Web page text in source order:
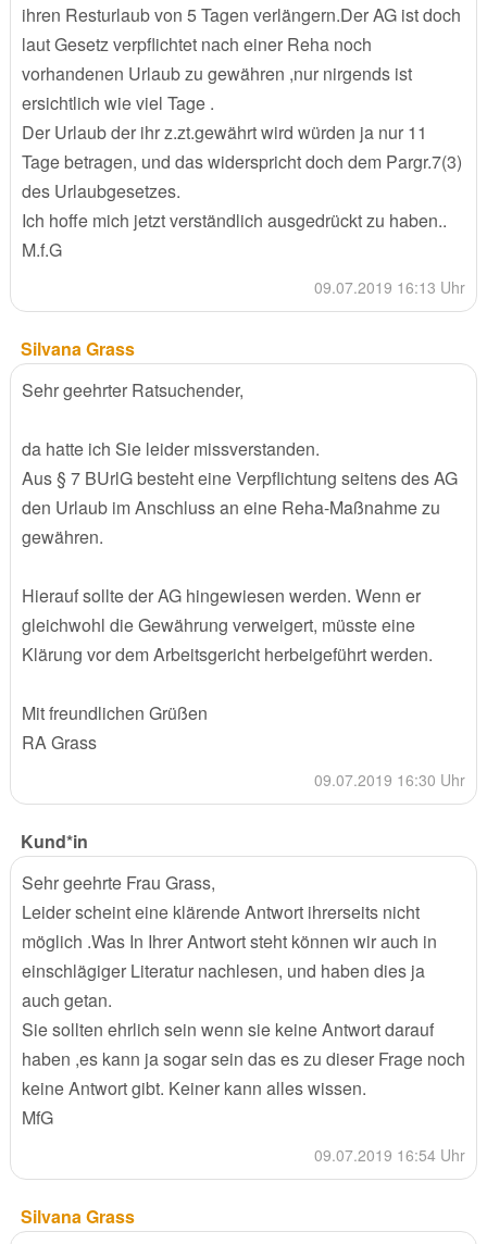
ihren Resturlaub von 5 Tagen verlängern.Der AG ist doch
laut Gesetz verpflichtet nach einer Reha noch
vorhandenen Urlaub zu gewähren ,nur nirgends ist
ersichtlich wie viel Tage .
Der Urlaub der ihr z.zt.gewährt wird würden ja nur 11
Tage betragen, und das widerspricht doch dem Pargr.7(3)
des Urlaubgesetzes.
Ich hoffe mich jetzt verständlich ausgedrückt zu haben..
M.f.G
09.07.2019 16:13 Uhr
Silvana Grass
Sehr geehrter Ratsuchender,
da hatte ich Sie leider missverstanden.
Aus § 7 BUrlG besteht eine Verpflichtung seitens des AG
den Urlaub im Anschluss an eine Reha-Maßnahme zu
gewähren.
Hierauf sollte der AG hingewiesen werden. Wenn er
gleichwohl die Gewährung verweigert, müsste eine
Klärung vor dem Arbeitsgericht herbeigeführt werden.
Mit freundlichen Grüßen
RA Grass
09.07.2019 16:30 Uhr
Kund*in
Sehr geehrte Frau Grass,
Leider scheint eine klärende Antwort ihrerseits nicht
möglich .Was In Ihrer Antwort steht können wir auch in
einschlägiger Literatur nachlesen, und haben dies ja
auch getan.
Sie sollten ehrlich sein wenn sie keine Antwort darauf
haben ,es kann ja sogar sein das es zu dieser Frage noch
keine Antwort gibt. Keiner kann alles wissen.
MfG
09.07.2019 16:54 Uhr
Silvana Grass